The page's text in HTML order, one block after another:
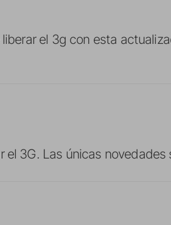
el 3g con esta
el 3G. Las únicas